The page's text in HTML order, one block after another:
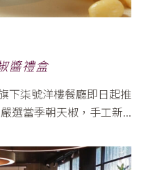
醬禮盒
下柒號洋樓餐廳即日起推
選當季朝天椒，手工新...